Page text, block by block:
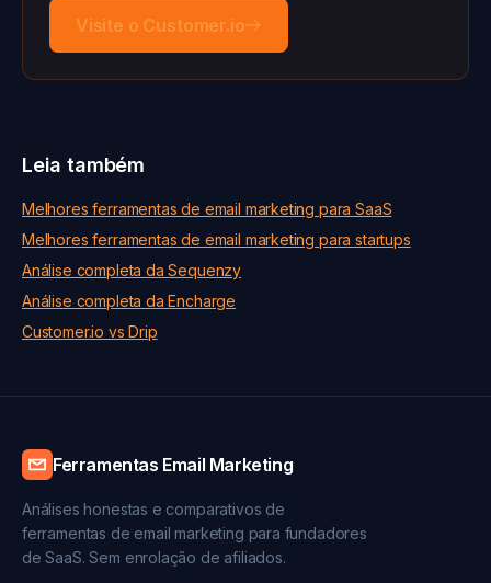
Visite o Customer.io
Leia também
Melhores ferramentas de email marketing para SaaS
Melhores ferramentas de email marketing para startups
Análise completa da Sequenzy
Análise completa da Encharge
Customer.io vs Drip
Ferramentas Email Marketing
Análises honestas e comparativos de
ferramentas de email marketing para fundadores
de SaaS. Sem enrolação de afiliados.